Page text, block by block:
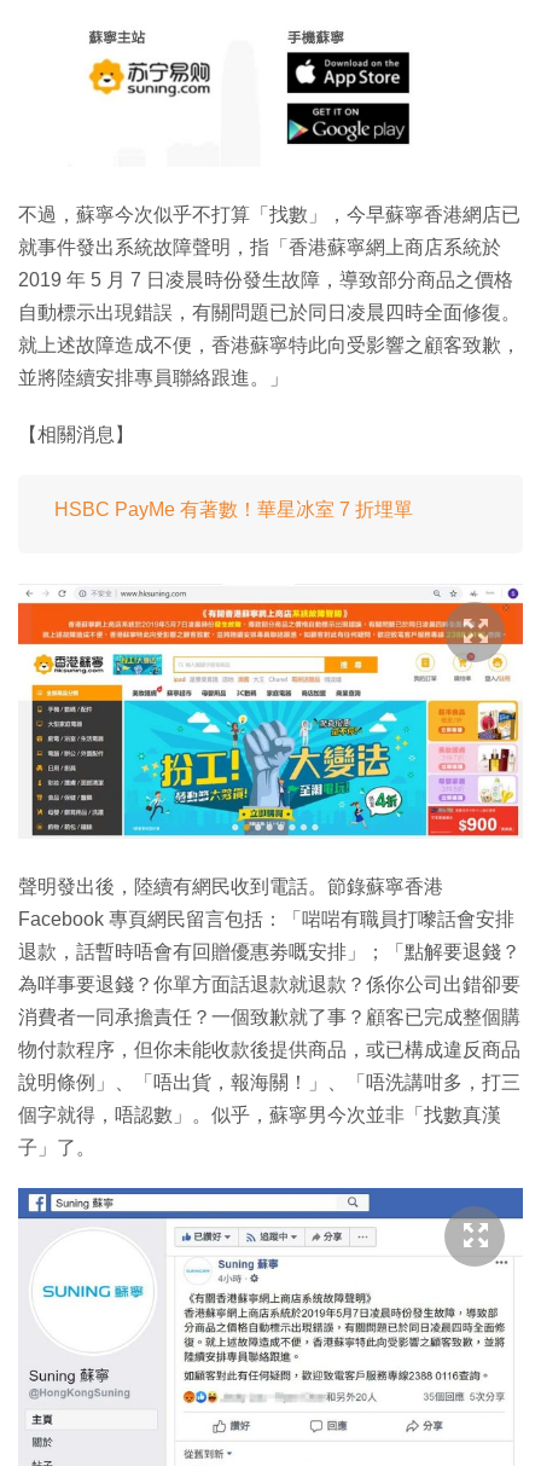
不過，蘇寧今次似乎不打算「找數」，今早蘇寧香港網店已
就事件發出系統故障聲明，指「香港蘇寧網上商店系統於
2019 年 5 月 7 日凌晨時份發生故障，導致部分商品之價格
自動標示出現錯誤，有關問題已於同日凌晨四時全面修復。
就上述故障造成不便，香港蘇寧特此向受影響之顧客致歉，
並將陸續安排專員聯絡跟進。」
【相關消息】
HSBC PayMe 有著數！華星冰室 7 折埋單
聲明發出後，陸續有網民收到電話。節錄蘇寧香港
Facebook 專頁網民留言包括：「啱啱有職員打嚟話會安排
退款，話暫時唔會有回贈優惠劵嘅安排」；「點解要退錢？
為咩事要退錢？你單方面話退款就退款？係你公司出錯卻要
消費者一同承擔責任？一個致歉就了事？顧客已完成整個購
物付款程序，但你未能收款後提供商品，或已構成違反商品
說明條例」、「唔出貨，報海關！」、「唔洗講咁多，打三
個字就得，唔認數」。似乎，蘇寧男今次並非「找數真漢
子」了。